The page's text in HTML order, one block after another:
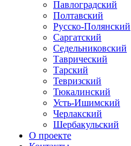
Павлоградский
Полтавский
Русско-Полянский
Саргатский
Седельниковский
Таврический
Тарский
Тевризский
Тюкалинский
Усть-Ишимский
Черлакский
Шербакульский
О проекте